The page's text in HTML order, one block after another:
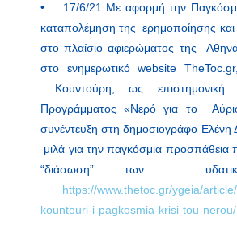
• 17/6/21 Mε αφορμή την
καταπολέμηση της ερημοποίησης και
στο πλαίσιο αφιερώματος της
στο ενημερωτικό website
Κουντούρη, ως επιστημονική
Προγράμματος «Νερό για το
συνέντευξη στη δημοσιογράφο
μιλά για την παγκόσμια προσπάθεια
“διάσωση” των
https://www.thetoc.gr/ygeia/
kountouri-i-pagkosmia-krisi-tou-nerou/